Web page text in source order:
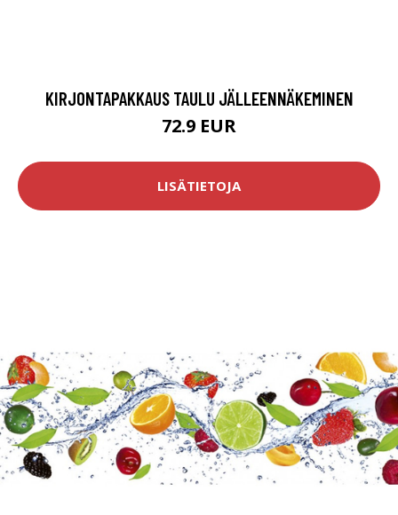
KIRJONTAPAKKAUS TAULU JÄLLEENNÄKEMINEN
72.9 EUR
LISÄTIETOJA